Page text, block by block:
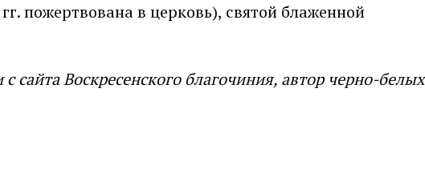
пожертвована в церковь), святой блаженной
Воскресенского благочиния, автор черно-белых